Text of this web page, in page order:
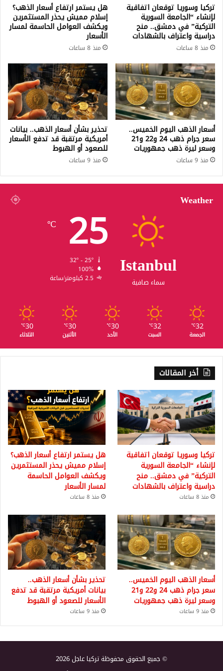
تركيا وسوريا توقعان اتفاقية
لإنشاء “الجامعة السورية
التركية” في دمشق.. منح
دراسية واعتراف بالشهادات
منذ 8 ساعات
هل يستمر ارتفاع أسعار الذهب؟
إسلام مميش يحذر المستثمرين
ويكشف العوامل الحاسمة لمسار
الأسعار
منذ 8 ساعات
أسعار الذهب اليوم الخميس..
سعر جرام ذهب 24 و22 و21
وسعر ليرة ذهب جمهوريات
منذ 9 ساعات
تحذير بشأن أسعار الذهب.. بيانات
أمريكية مرتقبة قد تدفع الأسعار
للصعود أو الهبوط
منذ 9 ساعات
Weather
Istanbul
سماء صافية
25
℃
32º - 25º
100%
2.5 كيلومتر/ساعة
32
℃
الجمعة
32
℃
السبت
30
℃
الأحد
30
℃
الأثنين
30
℃
الثلاثاء
أخر المقالات
تركيا وسوريا توقعان اتفاقية
لإنشاء “الجامعة السورية
التركية” في دمشق.. منح
دراسية واعتراف بالشهادات
منذ 8 ساعات
هل يستمر ارتفاع أسعار الذهب؟
إسلام مميش يحذر المستثمرين
ويكشف العوامل الحاسمة
لمسار الأسعار
منذ 8 ساعات
أسعار الذهب اليوم الخميس..
سعر جرام ذهب 24 و22 و21
وسعر ليرة ذهب جمهوريات
منذ 9 ساعات
تحذير بشأن أسعار الذهب..
بيانات أمريكية مرتقبة قد تدفع
الأسعار للصعود أو الهبوط
منذ 9 ساعات
© جميع الحقوق محفوظة تركيا عاجل 2026